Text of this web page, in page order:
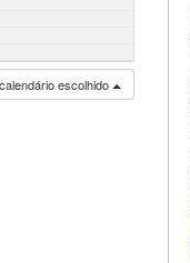
escolhido